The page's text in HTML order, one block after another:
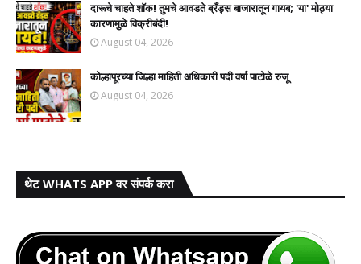
दारूचे चाहते शॉक! तुमचे आवडते ब्रँड्स बाजारातून गायब; 'या' मोठ्या
कारणामुळे विक्रीबंदी!
August 04, 2026
कोल्हापूरच्या जिल्हा माहिती अधिकारी पदी वर्षा पाटोळे रुजू
August 04, 2026
थेट WHATS APP वर संपर्क करा